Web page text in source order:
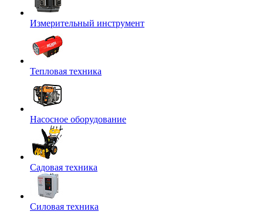
Измерительный инструмент
Тепловая техника
Насосное оборудование
Садовая техника
Силовая техника